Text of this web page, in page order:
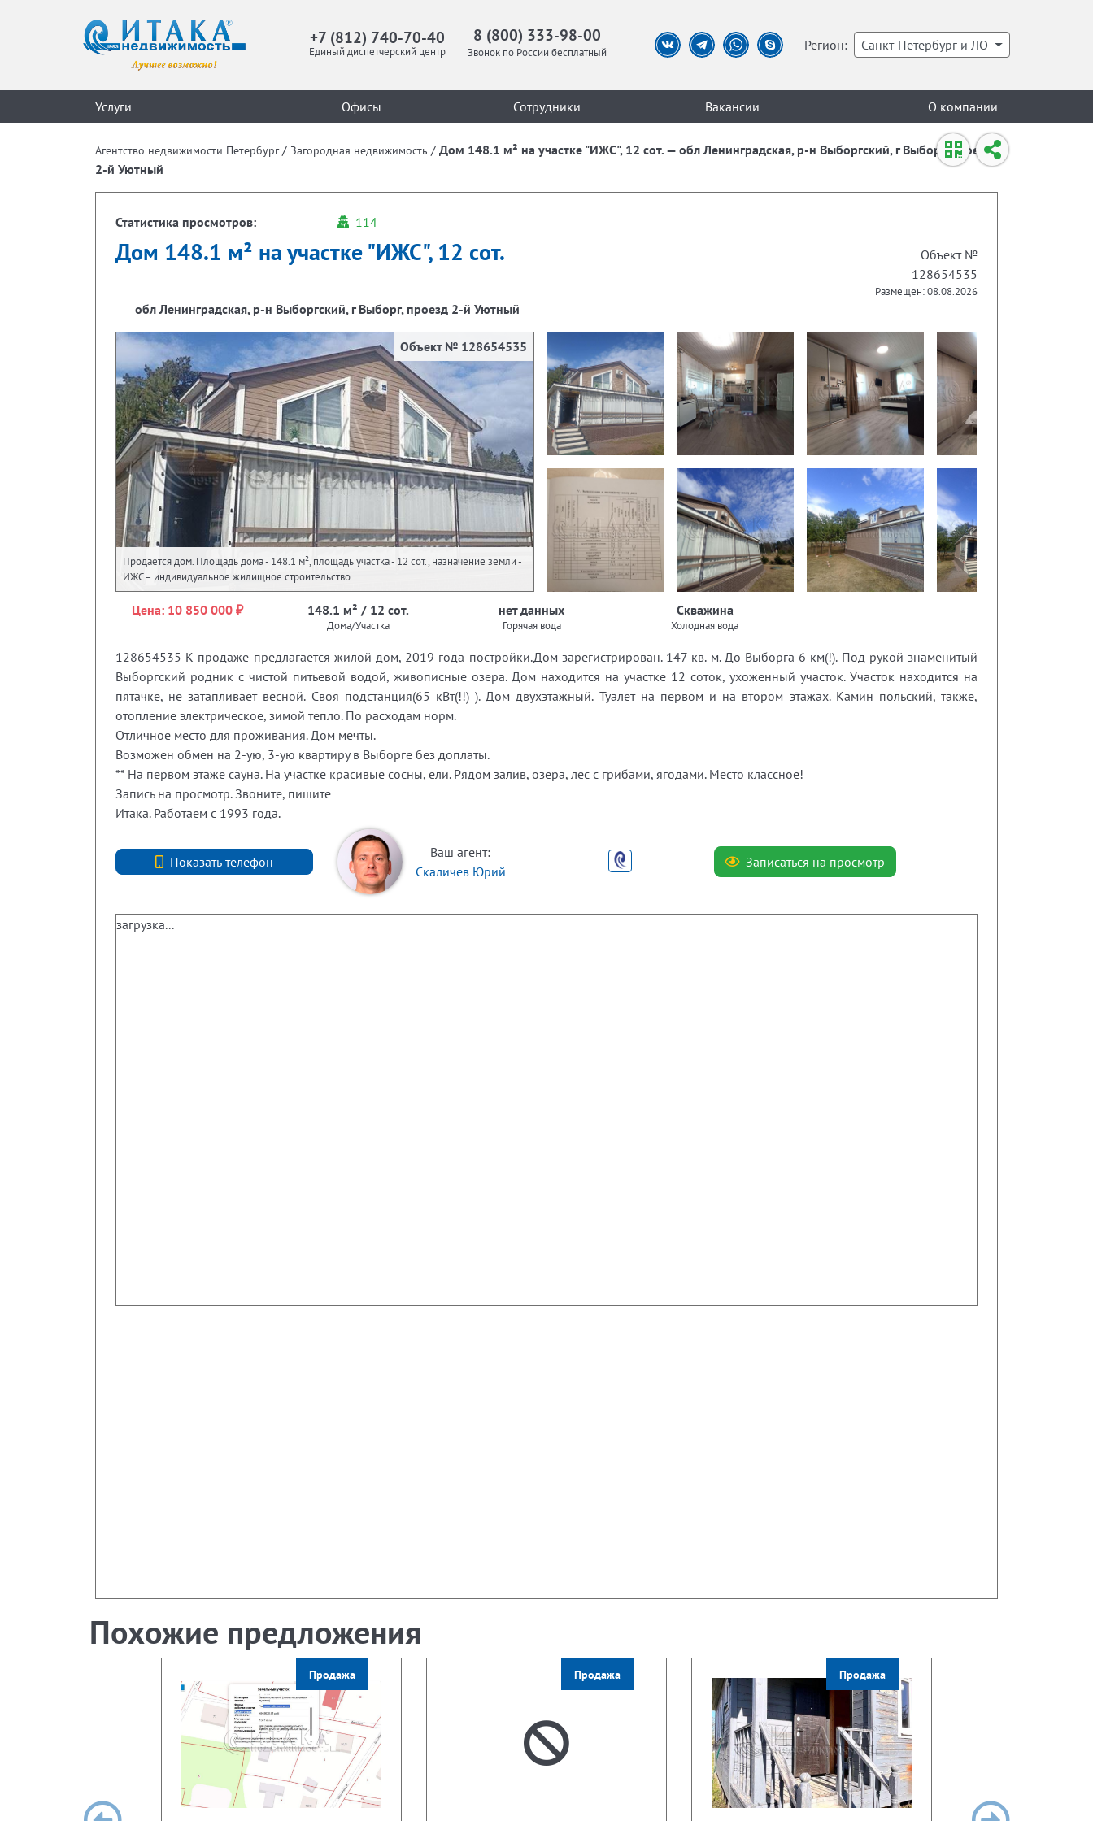
+7 (812) 740-70-40
Единый диспетчерский центр
8 (800) 333-98-00
Звонок по России бесплатный Регион: Санкт-Петербург и ЛО
Услуги Офисы Сотрудники Вакансии О компании
Агентство недвижимости Петербург / Загородная недвижимость / Дом 148.1 м² на участке "ИЖС", 12 сот. — обл Ленинградская, р-н Выборгский, г Выборг, проезд
2-й Уютный
Статистика просмотров: 114
Дом 148.1 м² на участке "ИЖС", 12 сот.
Объект №
128654535
Размещен: 08.08.2026
обл Ленинградская, р-н Выборгский, г Выборг, проезд 2-й Уютный
Объект № 128654535
Продается дом. Площадь дома - 148.1 м², площадь участка - 12 сот., назначение земли -
ИЖС – индивидуальное жилищное строительство
Цена: 10 850 000 ₽ 148.1 м² / 12 сот.
Дома/Участка
нет данных
Горячая вода
Скважина
Холодная вода
128654535 К продаже предлагается жилой дом, 2019 года постройки.Дом зарегистрирован. 147 кв. м. До Выборга 6 км(!). Под рукой знаменитый
Выборгский родник с чистой питьевой водой, живописные озера. Дом находится на участке 12 соток, ухоженный участок. Участок находится на
пятачке, не затапливает весной. Своя подстанция(65 кВт(!!) ). Дом двухэтажный. Туалет на первом и на втором этажах. Камин польский, также,
отопление электрическое, зимой тепло. По расходам норм.
Отличное место для проживания. Дом мечты.
Возможен обмен на 2-ую, 3-ую квартиру в Выборге без доплаты.
** На первом этаже сауна. На участке красивые сосны, ели. Рядом залив, озера, лес с грибами, ягодами. Место классное!
Запись на просмотр. Звоните, пишите
Итака. Работаем с 1993 года.
Показать телефон
+7 (812) 740-70-40
Ваш агент:
Скаличев Юрий
Записаться на просмотр
загрузка...
Похожие предложения
Продажа Продажа Продажа